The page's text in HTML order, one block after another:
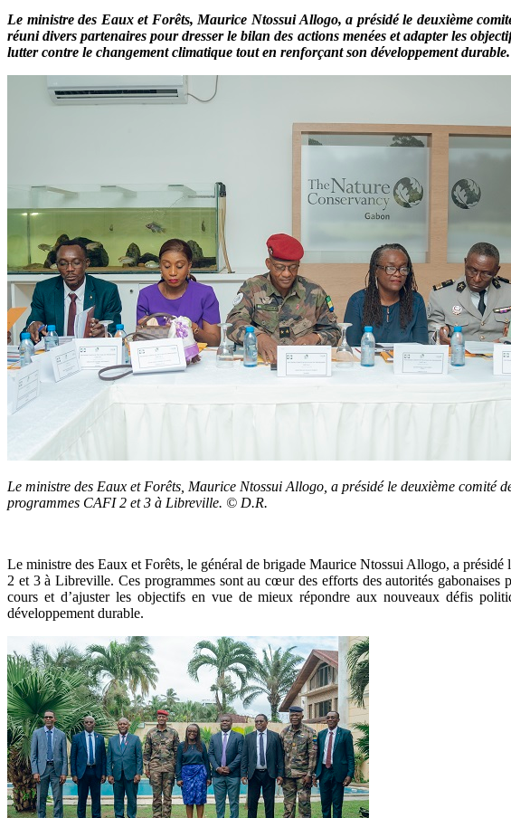
Le ministre des Eaux et Forêts, Maurice Ntossui Allogo, a présidé le deuxième
réuni divers partenaires pour dresser le bilan des actions menées et adapter les
lutter contre le changement climatique tout en renforçant son développement durable.
Le ministre des Eaux et Forêts, Maurice Ntossui Allogo, a présidé le deuxième comité
programmes CAFI 2 et 3 à Libreville. © D.R.
Le ministre des Eaux et Forêts, le général de brigade Maurice Ntossui Allogo, a
2 et 3 à Libreville. Ces programmes sont au cœur des efforts des autorités
cours et d’ajuster les objectifs en vue de mieux répondre aux nouveaux défis
développement durable.